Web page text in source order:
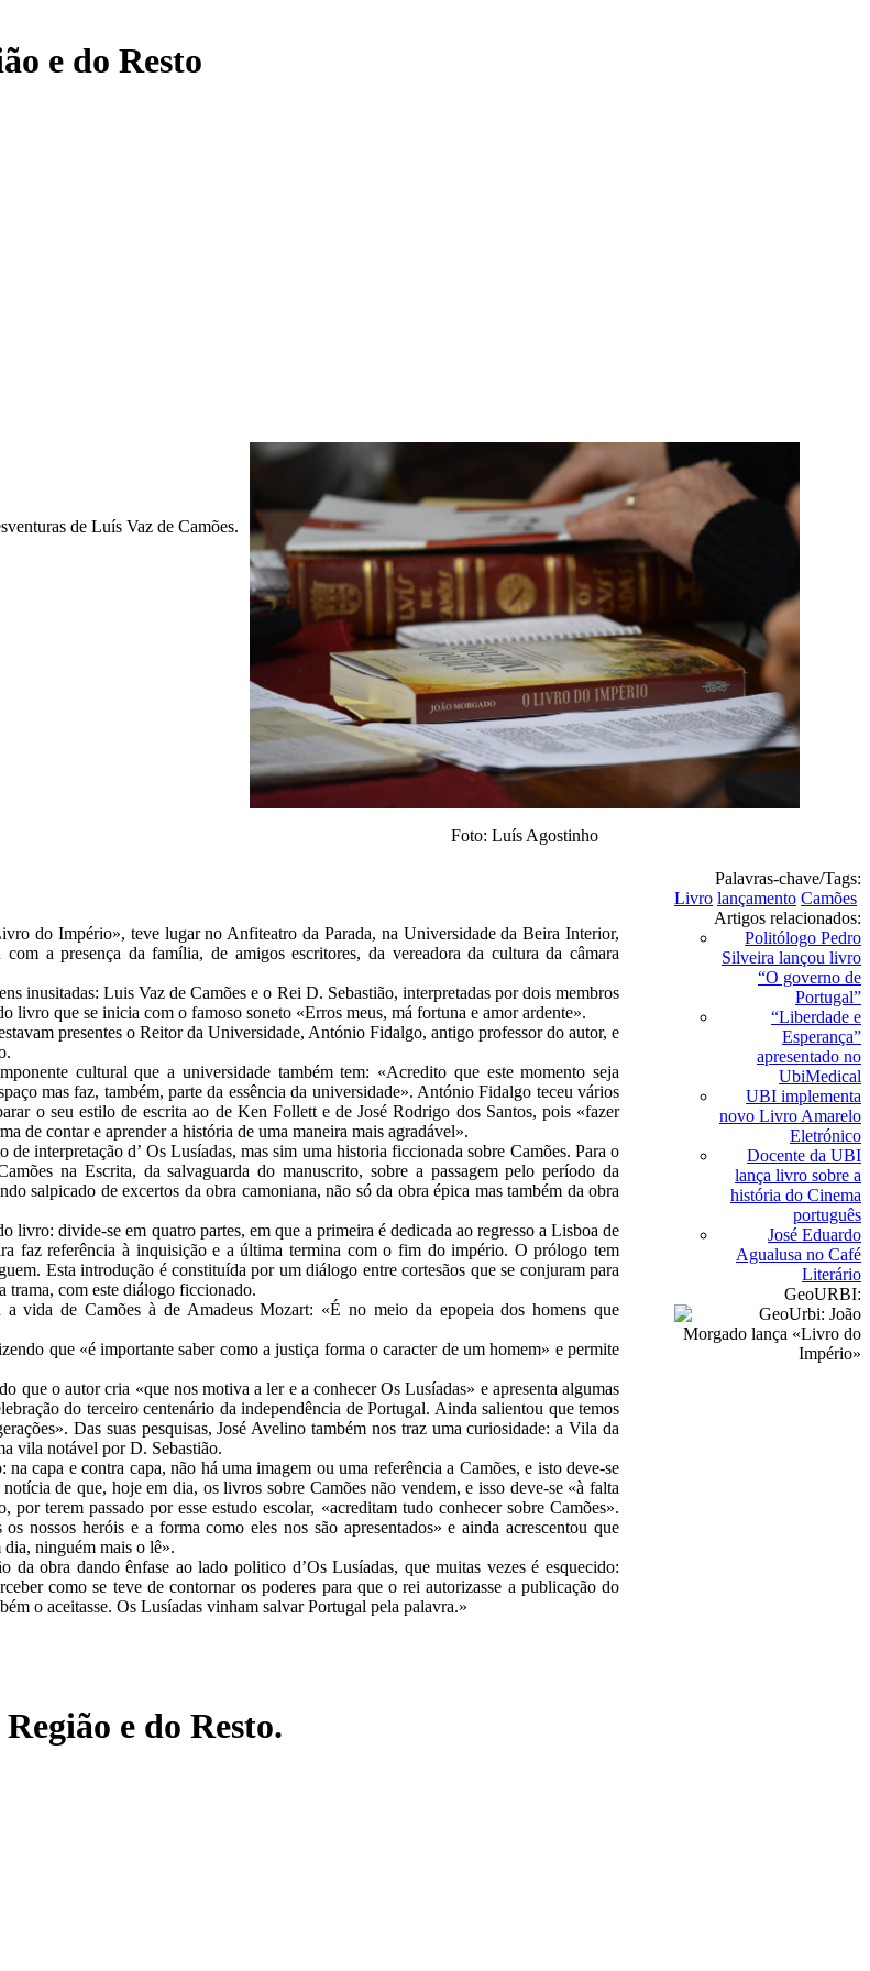
e do Resto
de Luís Vaz de Camões.
Foto: Luís Agostinho
do Império», teve lugar no Anfiteatro da Parada, na Universidade da Beira Interior,
a presença da família, de amigos escritores, da vereadora da cultura da câmara
inusitadas: Luis Vaz de Camões e o Rei D. Sebastião, interpretadas por dois membros
livro que se inicia com o famoso soneto «Erros meus, má fortuna e amor ardente».
presentes o Reitor da Universidade, António Fidalgo, antigo professor do autor, e
cultural que a universidade também tem: «Acredito que este momento seja
mas faz, também, parte da essência da universidade». António Fidalgo teceu vários
o seu estilo de escrita ao de Ken Follett e de José Rodrigo dos Santos, pois «fazer
de contar e aprender a história de uma maneira mais agradável».
interpretação d’ Os Lusíadas, mas sim uma historia ficcionada sobre Camões. Para o
na Escrita, da salvaguarda do manuscrito, sobre a passagem pelo período da
salpicado de excertos da obra camoniana, não só da obra épica mas também da obra
livro: divide-se em quatro partes, em que a primeira é dedicada ao regresso a Lisboa de
faz referência à inquisição e a última termina com o fim do império. O prólogo tem
Esta introdução é constituída por um diálogo entre cortesãos que se conjuram para
trama, com este diálogo ficcionado.
vida de Camões à de Amadeus Mozart: «É no meio da epopeia dos homens que
que «é importante saber como a justiça forma o caracter de um homem» e permite
que o autor cria «que nos motiva a ler e a conhecer Os Lusíadas» e apresenta algumas
do terceiro centenário da independência de Portugal. Ainda salientou que temos
Das suas pesquisas, José Avelino também nos traz uma curiosidade: a Vila da
vila notável por D. Sebastião.
capa e contra capa, não há uma imagem ou uma referência a Camões, e isto deve-se
de que, hoje em dia, os livros sobre Camões não vendem, e isso deve-se «à falta
terem passado por esse estudo escolar, «acreditam tudo conhecer sobre Camões».
nossos heróis e a forma como eles nos são apresentados» e ainda acrescentou que
ninguém mais o lê».
obra dando ênfase ao lado politico d’Os Lusíadas, que muitas vezes é esquecido:
como se teve de contornar os poderes para que o rei autorizasse a publicação do
o aceitasse. Os Lusíadas vinham salvar Portugal pela palavra.»
Palavras-chave/Tags:
Livro lançamento Camões
Artigos relacionados:
Politólogo Pedro
Silveira lançou livro
“O governo de
Portugal”
“Liberdade e
Esperança”
apresentado no
UbiMedical
UBI implementa
novo Livro Amarelo
Eletrónico
Docente da UBI
lança livro sobre a
história do Cinema
português
José Eduardo
Agualusa no Café
Literário
GeoURBI:
e do Resto.